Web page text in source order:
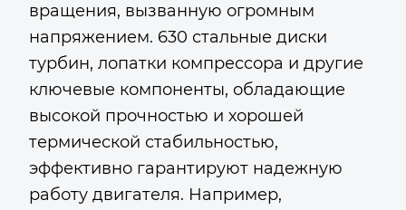
вращения, вызванную огромным
напряжением. 630 стальные диски
турбин, лопатки компрессора и другие
ключевые компоненты, обладающие
высокой прочностью и хорошей
термической стабильностью,
эффективно гарантируют надежную
работу двигателя. Например,